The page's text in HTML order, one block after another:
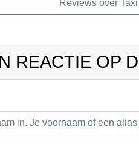
Reviews over
REACTIE OP